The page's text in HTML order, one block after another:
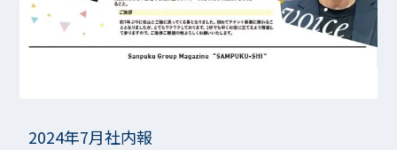
2024年7月社内報